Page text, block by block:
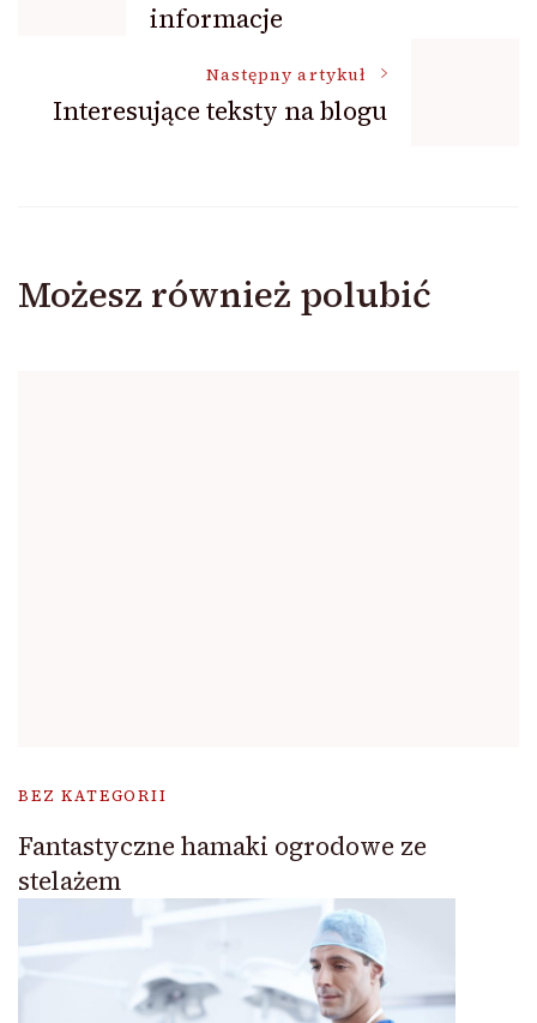
wpisuinformacje
Następny artykuł
Interesujące teksty na blogu
Możesz również polubić
BEZ KATEGORII
Fantastyczne hamaki ogrodowe ze
stelażem